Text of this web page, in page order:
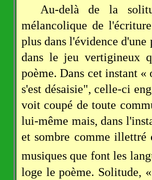
Au-delà de la
mélancolique de
plus dans l'évidence
dans le jeu vertigineux
poème. Dans cet instant
s'est désaisie", celle-ci
voit coupé de toute
lui-même mais, dans
et sombre comme illettré
musiques que font les
loge le poème. Solitude,